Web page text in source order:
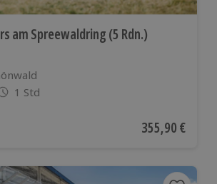
am Spreewaldring (5 Rdn.)
1 Std
basierend auf 23 BewertungenAktueller Preis
355,90 €